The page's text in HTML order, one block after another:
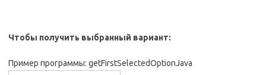
Чтобы получить выбранный вариант:
Пример программы: getFirstSelectedOptionJava